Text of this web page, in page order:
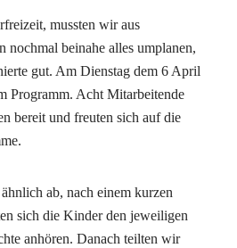
mussten wir aus
nochmal beinahe alles umplanen,
gut. Am Dienstag dem 6 April
Programm. Acht Mitarbeitende
bereit und freuten sich auf die
ab, nach einem kurzen
sich die Kinder den jeweiligen
anhören. Danach teilten wir